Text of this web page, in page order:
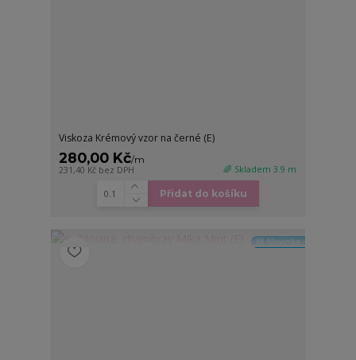
Viskoza Krémový vzor na černé (E)
280,00 Kč/m
231,40 Kč bez DPH 🌈 Skladem 3.9 m
Přidat do košíku
🆕 Novinka